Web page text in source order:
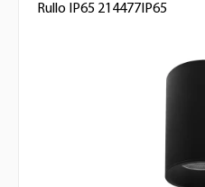
Rullo IP65 214477IP65